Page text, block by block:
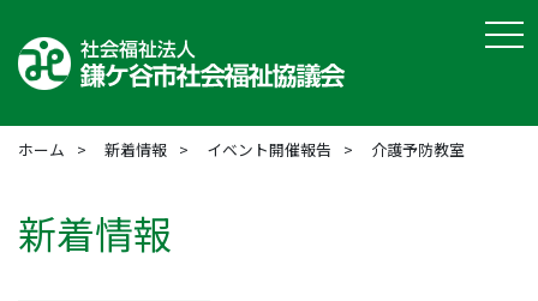
ホーム 新着情報 イベント開催報告 介護予防教室
新着情報